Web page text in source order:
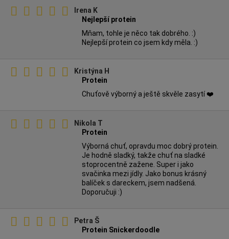
Irena K
Nejlepší protein
Mňam, tohle je něco tak dobrého. :)
Nejlepší protein co jsem kdy měla. :)
Kristýna H
Protein
Chuťově výborný a ještě skvěle zasytí ❤️
Nikola T
Protein
Výborná chuť, opravdu moc dobrý protein.
Je hodně sladký, takže chuť na sladké
stoprocentně zažene. Super i jako
svačinka mezi jídly. Jako bonus krásný
balíček s dareckem, jsem nadšená.
Doporučuji :)
Petra Š
Protein Snickerdoodle